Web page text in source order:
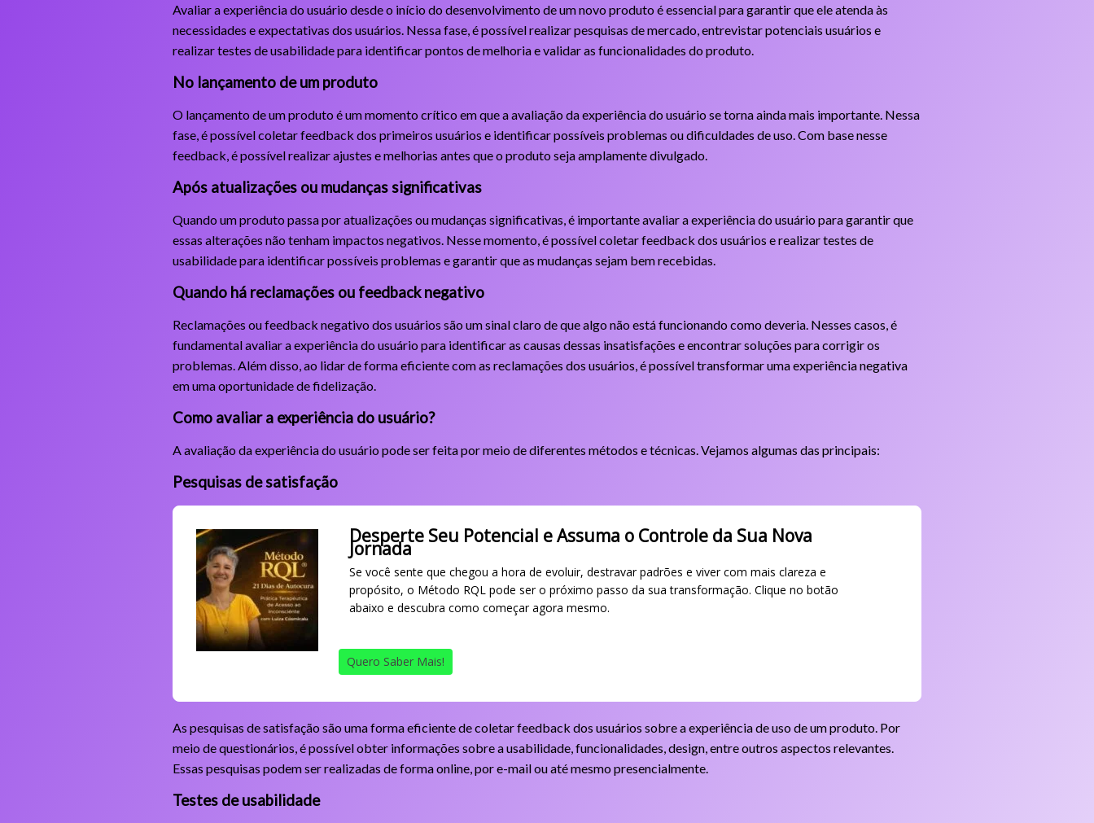
Avaliar a experiência do usuário desde o início do desenvolvimento de um novo produto é essencial para garantir que ele atenda às
necessidades e expectativas dos usuários. Nessa fase, é possível realizar pesquisas de mercado, entrevistar potenciais usuários e
realizar testes de usabilidade para identificar pontos de melhoria e validar as funcionalidades do produto.
No lançamento de um produto
O lançamento de um produto é um momento crítico em que a avaliação da experiência do usuário se torna ainda mais importante. Nessa
fase, é possível coletar feedback dos primeiros usuários e identificar possíveis problemas ou dificuldades de uso. Com base nesse
feedback, é possível realizar ajustes e melhorias antes que o produto seja amplamente divulgado.
Após atualizações ou mudanças significativas
Quando um produto passa por atualizações ou mudanças significativas, é importante avaliar a experiência do usuário para garantir que
essas alterações não tenham impactos negativos. Nesse momento, é possível coletar feedback dos usuários e realizar testes de
usabilidade para identificar possíveis problemas e garantir que as mudanças sejam bem recebidas.
Quando há reclamações ou feedback negativo
Reclamações ou feedback negativo dos usuários são um sinal claro de que algo não está funcionando como deveria. Nesses casos, é
fundamental avaliar a experiência do usuário para identificar as causas dessas insatisfações e encontrar soluções para corrigir os
problemas. Além disso, ao lidar de forma eficiente com as reclamações dos usuários, é possível transformar uma experiência negativa
em uma oportunidade de fidelização.
Como avaliar a experiência do usuário?
A avaliação da experiência do usuário pode ser feita por meio de diferentes métodos e técnicas. Vejamos algumas das principais:
Pesquisas de satisfação
Desperte Seu Potencial e Assuma o Controle da Sua Nova
Jornada
Se você sente que chegou a hora de evoluir, destravar padrões e viver com mais clareza e
propósito, o Método RQL pode ser o próximo passo da sua transformação. Clique no botão
abaixo e descubra como começar agora mesmo.
Quero Saber Mais!
As pesquisas de satisfação são uma forma eficiente de coletar feedback dos usuários sobre a experiência de uso de um produto. Por
meio de questionários, é possível obter informações sobre a usabilidade, funcionalidades, design, entre outros aspectos relevantes.
Essas pesquisas podem ser realizadas de forma online, por e-mail ou até mesmo presencialmente.
Testes de usabilidade